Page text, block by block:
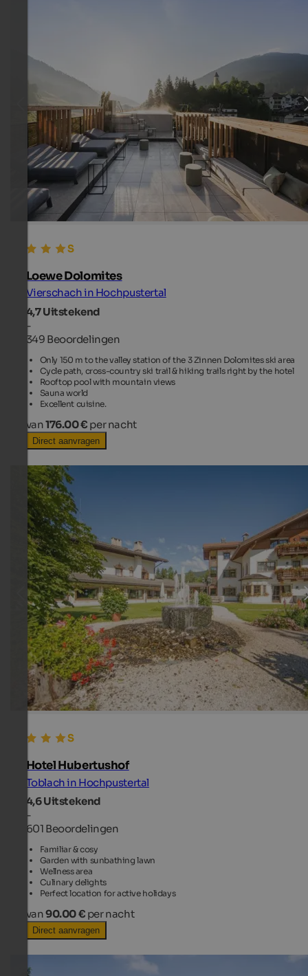
Loewe Dolomites
Vierschach in Hochpustertal
4,7Uitstekend
-
349 Beoordelingen
Only 150 m to the valley station of the 3 Zinnen Dolomites ski area
Cycle path, cross-country ski trail & hiking trails right by the hotel
Rooftop pool with mountain views
Sauna world
Excellent cuisine.
van176.00 € per nacht
Direct aanvragen
Hotel Hubertushof
Toblach in Hochpustertal
4,6Uitstekend
-
601 Beoordelingen
Familiar & cosy
Garden with sunbathing lawn
Wellness area
Culinary delights
Perfect location for active holidays
van90.00 € per nacht
Direct aanvragen